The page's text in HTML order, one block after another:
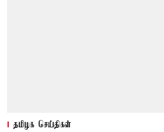
தமிழக செய்திகள்